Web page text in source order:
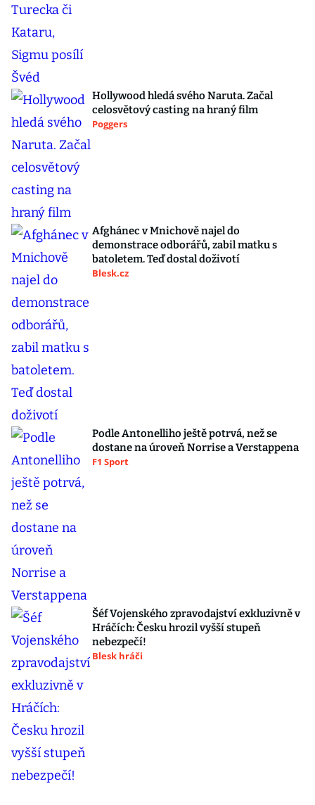
Hollywood hledá svého Naruta. Začal
celosvětový casting na hraný film
Poggers
Afghánec v Mnichově najel do
demonstrace odborářů, zabil matku s
batoletem. Teď dostal doživotí
Blesk.cz
Podle Antonelliho ještě potrvá, než se
dostane na úroveň Norrise a Verstappena
F1 Sport
Šéf Vojenského zpravodajství exkluzivně v
Hráčích: Česku hrozil vyšší stupeň
nebezpečí!
Blesk hráči